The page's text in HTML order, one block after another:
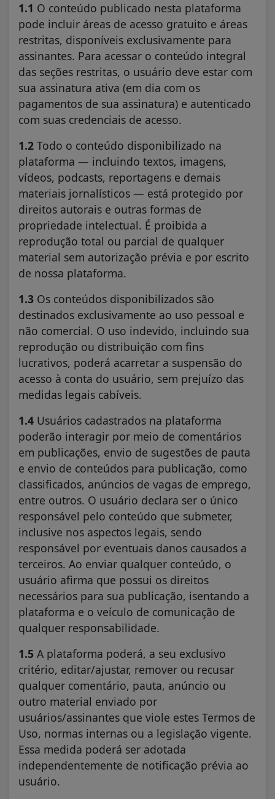
1.1 O conteúdo publicado nesta plataforma
pode incluir áreas de acesso gratuito e áreas
restritas, disponíveis exclusivamente para
assinantes. Para acessar o conteúdo integral
das seções restritas, o usuário deve estar com
sua assinatura ativa (em dia com os
pagamentos de sua assinatura) e autenticado
com suas credenciais de acesso.
1.2 Todo o conteúdo disponibilizado na
plataforma — incluindo textos, imagens,
vídeos, podcasts, reportagens e demais
materiais jornalísticos — está protegido por
direitos autorais e outras formas de
propriedade intelectual. É proibida a
reprodução total ou parcial de qualquer
material sem autorização prévia e por escrito
de nossa plataforma.
1.3 Os conteúdos disponibilizados são
destinados exclusivamente ao uso pessoal e
não comercial. O uso indevido, incluindo sua
reprodução ou distribuição com fins
lucrativos, poderá acarretar a suspensão do
acesso à conta do usuário, sem prejuízo das
medidas legais cabíveis.
1.4 Usuários cadastrados na plataforma
poderão interagir por meio de comentários
em publicações, envio de sugestões de pauta
e envio de conteúdos para publicação, como
classificados, anúncios de vagas de emprego,
entre outros. O usuário declara ser o único
responsável pelo conteúdo que submeter,
inclusive nos aspectos legais, sendo
responsável por eventuais danos causados a
terceiros. Ao enviar qualquer conteúdo, o
usuário afirma que possui os direitos
necessários para sua publicação, isentando a
plataforma e o veículo de comunicação de
qualquer responsabilidade.
1.5 A plataforma poderá, a seu exclusivo
critério, editar/ajustar, remover ou recusar
qualquer comentário, pauta, anúncio ou
outro material enviado por
usuários/assinantes que viole estes Termos de
Uso, normas internas ou a legislação vigente.
Essa medida poderá ser adotada
independentemente de notificação prévia ao
usuário.